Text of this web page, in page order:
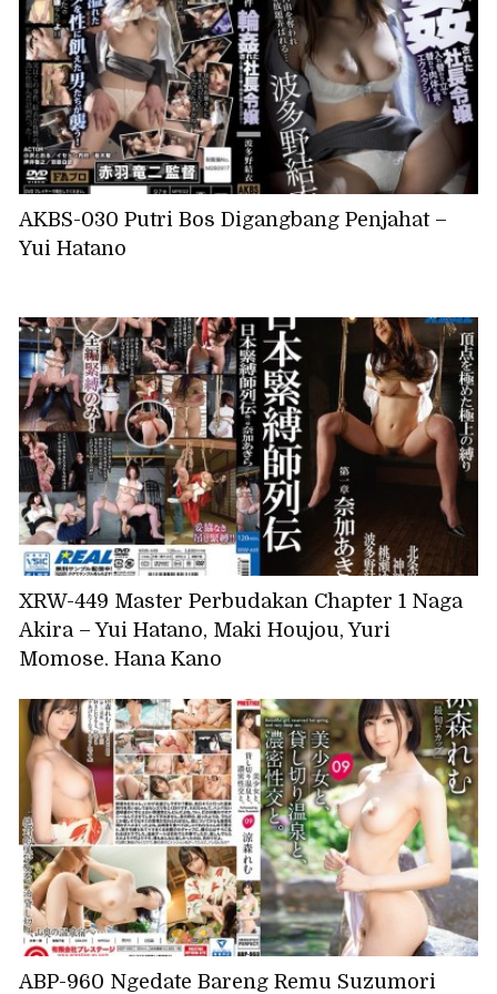
AKBS-030 Putri Bos Digangbang Penjahat –
Yui Hatano
XRW-449 Master Perbudakan Chapter 1 Naga
Akira – Yui Hatano, Maki Houjou, Yuri
Momose, Hana Kano
ABP-960 Ngedate Bareng Remu Suzumori